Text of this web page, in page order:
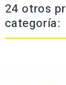
24 otros
categoría: